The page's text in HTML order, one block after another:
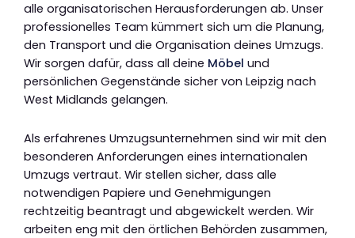
alle organisatorischen Herausforderungen ab. Unser
professionelles Team kümmert sich um die Planung,
den Transport und die Organisation deines Umzugs.
Wir sorgen dafür, dass all deine Möbel und
persönlichen Gegenstände sicher von Leipzig nach
West Midlands gelangen.
Als erfahrenes Umzugsunternehmen sind wir mit den
besonderen Anforderungen eines internationalen
Umzugs vertraut. Wir stellen sicher, dass alle
notwendigen Papiere und Genehmigungen
rechtzeitig beantragt und abgewickelt werden. Wir
arbeiten eng mit den örtlichen Behörden zusammen,